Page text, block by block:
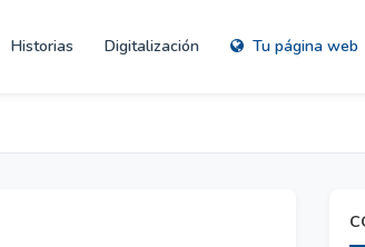
Historias Digitalización Tu página web